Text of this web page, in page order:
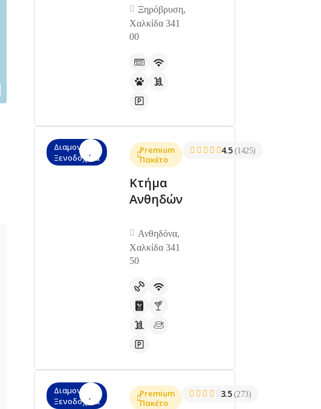
Ξηρόβρυση,
Χαλκίδα 341
00
Διαμονή,
Ξενοδοχεία
Premium
Πακέτο
Κτήμα
Ανθηδών
Ανθηδόνα,
Χαλκίδα 341
50
4.5 (1425)
Διαμονή,
Ξενοδοχεία
Premium
Πακέτο
3.5 (273)